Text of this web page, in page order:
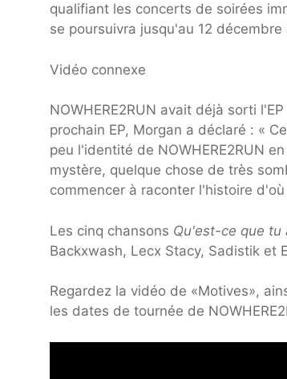
qualifiant les concerts de soirées
se poursuivra jusqu'au 12
Vidéo connexe
NOWHERE2RUN avait déjà sorti l'EP
prochain EP, Morgan a déclaré : «
peu l'identité de NOWHERE2RUN
mystère, quelque chose de très
commencer à raconter l'histoire
Les cinq chansons Qu'est-ce que tu
Backxwash, Lecx Stacy, Sadistik et
Regardez la vidéo de «Motives»,
les dates de tournée de